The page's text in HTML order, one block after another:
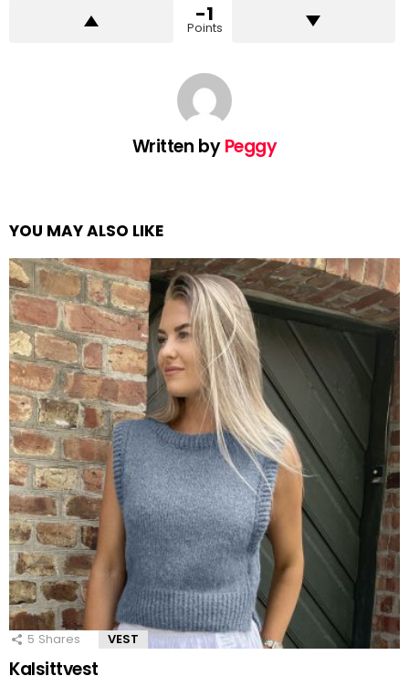
-1
Points
Written byPeggy
YOU MAY ALSO LIKE
5 Shares VEST
Kalsittvest